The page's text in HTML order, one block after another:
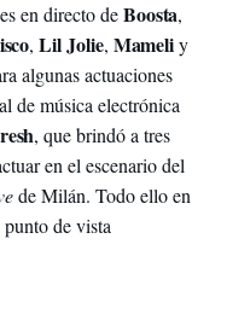
en directo deBoosta,
,Lil Jolie, Mameliy
algunas actuaciones
de música electrónica
, que brindó a tres
en el escenario del
de Milán. Todo ello en
punto de vista